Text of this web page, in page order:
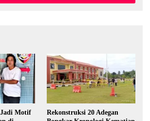
Motif
Rekonstruksi 20 Adegan